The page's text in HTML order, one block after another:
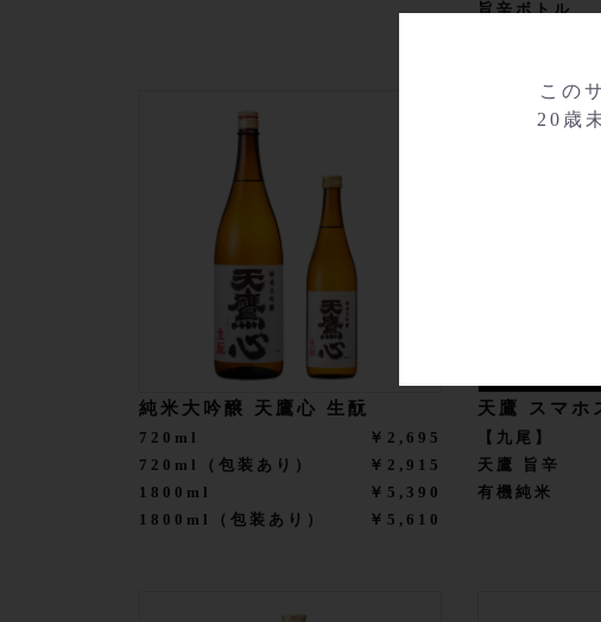
この
20歳
旨辛ボトル
純米大吟醸 天鷹心 生酛
720ml
￥2,695
720ml（包装あり）
￥2,915
1800ml
￥5,390
1800ml（包装あり）
￥5,610
天鷹 スマホ
【九尾】
天鷹 旨辛
有機純米